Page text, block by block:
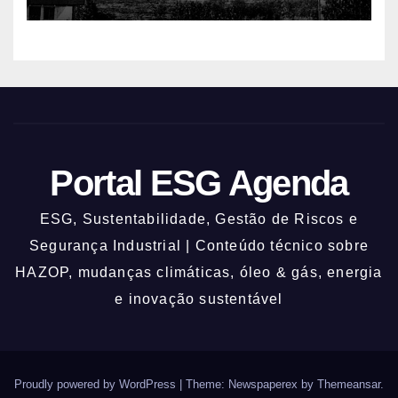
Portal ESG Agenda
ESG, Sustentabilidade, Gestão de Riscos e
Segurança Industrial | Conteúdo técnico sobre
HAZOP, mudanças climáticas, óleo & gás, energia
e inovação sustentável
Proudly powered by WordPress Theme: Newspaperex by Themeansar.